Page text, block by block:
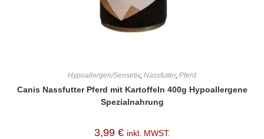
Hypoallergen/Sensetiv, Nassfutter, Pferd
Canis Nassfutter Pferd mit Kartoffeln 400g Hypoallergene
Spezialnahrung
3,99 € inkl. MWST.